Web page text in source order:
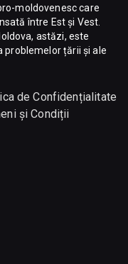
moldovenesc care
între Est și Vest.
astăzi, este
problemelor țării și ale
de Confidențialitate
și Condiții